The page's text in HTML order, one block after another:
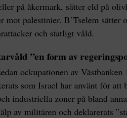
på åkermark, sätter eld på
mot palestinier. B’Tselem sätter
och statligt våld.
”en form av
ockupationen av
som Israel har använt för
industriella zoner på bland
av militären och deklarerats